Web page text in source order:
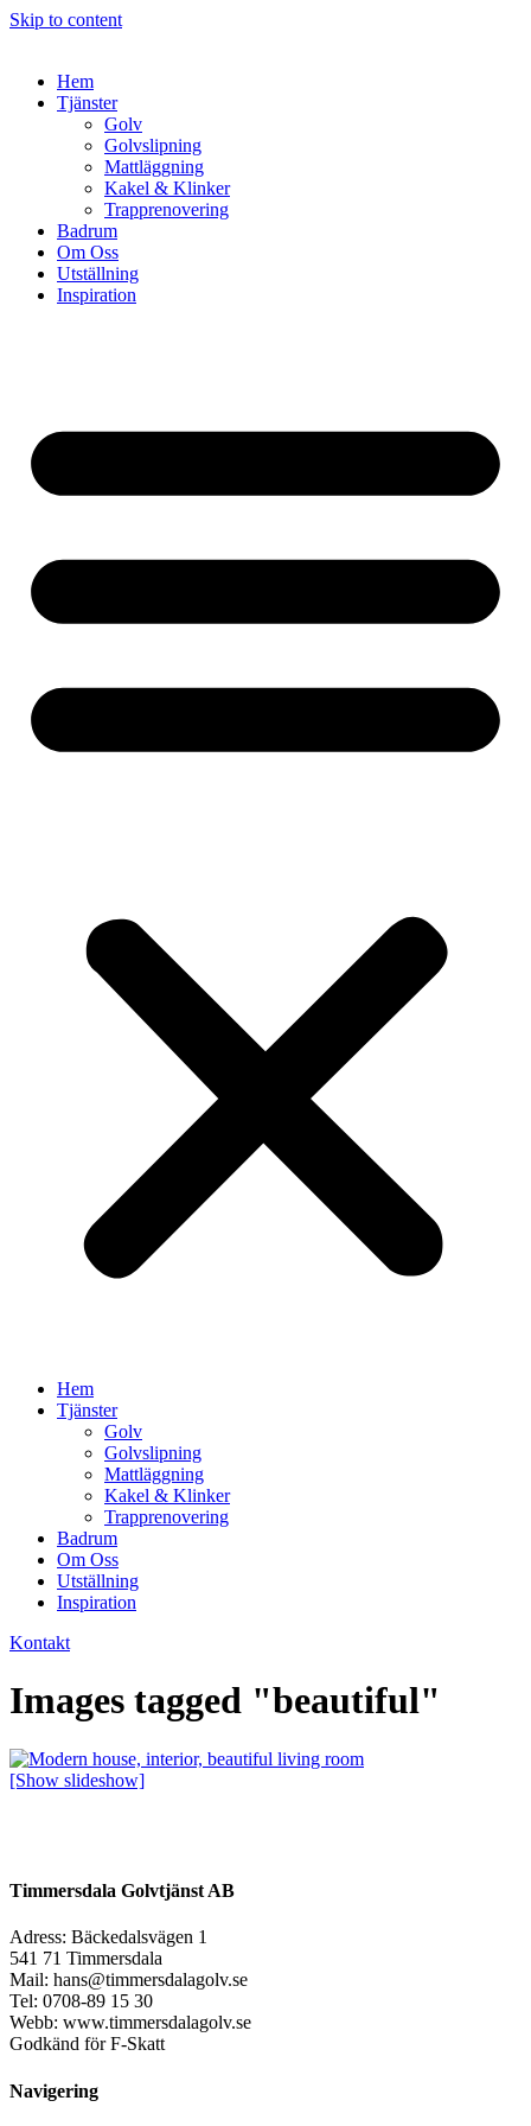
Skip to content
Hem
Tjänster
Golv
Golvslipning
Mattläggning
Kakel & Klinker
Trapprenovering
Badrum
Om Oss
Utställning
Inspiration
Hem
Tjänster
Golv
Golvslipning
Mattläggning
Kakel & Klinker
Trapprenovering
Badrum
Om Oss
Utställning
Inspiration
Kontakt
Images tagged "beautiful"
[Show slideshow]
Timmersdala Golvtjänst AB
Adress: Bäckedalsvägen 1
541 71 Timmersdala
Mail: hans@timmersdalagolv.se
Tel: 0708-89 15 30
Webb: www.timmersdalagolv.se
Godkänd för F-Skatt
Navigering